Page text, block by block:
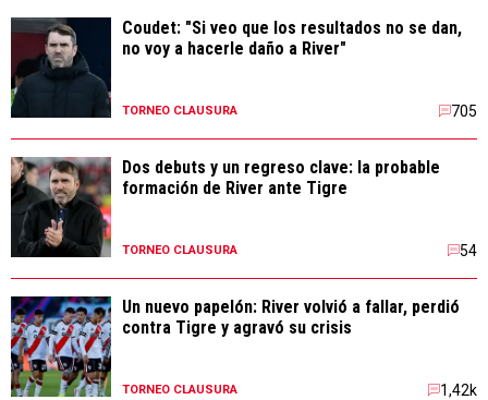
Coudet: "Si veo que los resultados no se dan,
no voy a hacerle daño a River"
TORNEO CLAUSURA 705
Dos debuts y un regreso clave: la probable
formación de River ante Tigre
TORNEO CLAUSURA 54
Un nuevo papelón: River volvió a fallar, perdió
contra Tigre y agravó su crisis
TORNEO CLAUSURA 1,42k